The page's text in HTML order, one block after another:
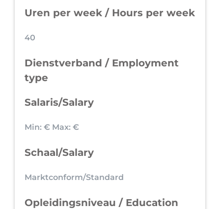
Uren per week / Hours per week
40
Dienstverband / Employment
type
Salaris/Salary
Min: € Max: €
Schaal/Salary
Marktconform/Standard
Opleidingsniveau / Education